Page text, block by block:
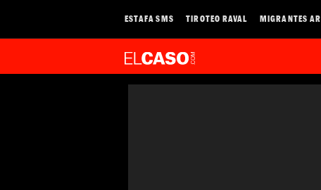
ESTAFA SMS TIROTEO RAVAL MIGRANTES